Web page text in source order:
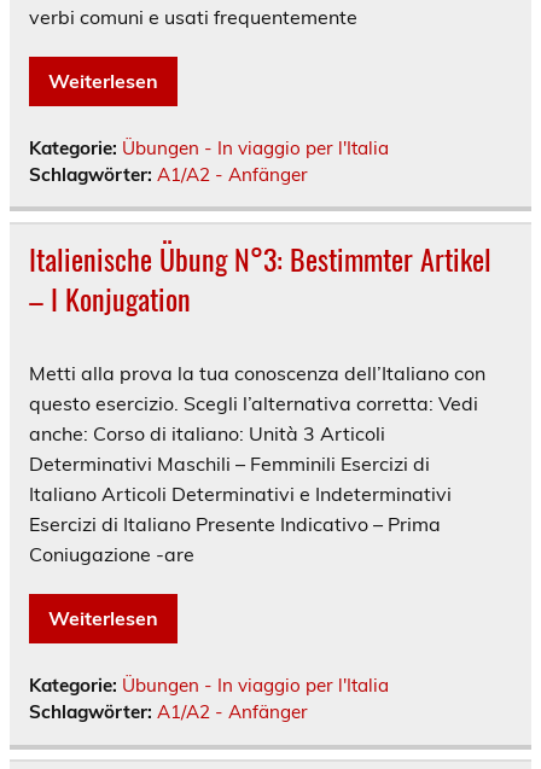
verbi comuni e usati frequentemente
Weiterlesen
Kategorie: Übungen - In viaggio per l'Italia
Schlagwörter: A1/A2 - Anfänger
Italienische Übung N°3: Bestimmter Artikel
– I Konjugation
Metti alla prova la tua conoscenza dell’Italiano con
questo esercizio. Scegli l’alternativa corretta: Vedi
anche: Corso di italiano: Unità 3 Articoli
Determinativi Maschili – Femminili Esercizi di
Italiano Articoli Determinativi e Indeterminativi
Esercizi di Italiano Presente Indicativo – Prima
Coniugazione -are
Weiterlesen
Kategorie: Übungen - In viaggio per l'Italia
Schlagwörter: A1/A2 - Anfänger